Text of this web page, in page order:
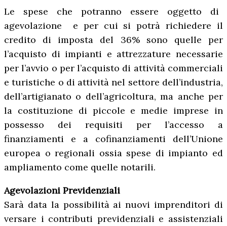
Le spese che potranno essere oggetto di
agevolazione e per cui si potrà richiedere il
credito di imposta del 36% sono quelle per
l’acquisto di impianti e attrezzature necessarie
per l’avvio o per l’acquisto di attività commerciali
e turistiche o di attività nel settore dell’industria,
dell’artigianato o dell’agricoltura, ma anche per
la costituzione di piccole e medie imprese in
possesso dei requisiti per l’accesso a
finanziamenti e a cofinanziamenti dell’Unione
europea o regionali ossia spese di impianto ed
ampliamento come quelle notarili.
Agevolazioni Previdenziali
Sarà data la possibilità ai nuovi imprenditori di
versare i contributi previdenziali e assistenziali